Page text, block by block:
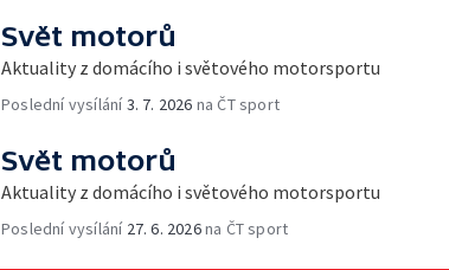
Svět motorů
Aktuality z domácího i světového motorsportu
Poslední vysílání3. 7. 2026 na ČT sport
Svět motorů
Aktuality z domácího i světového motorsportu
Poslední vysílání 27. 6. 2026na ČT sport